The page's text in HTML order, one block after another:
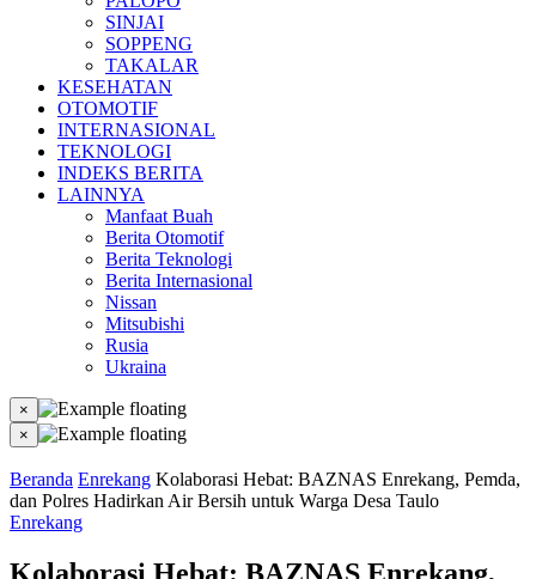
SINJAI
SOPPENG
TAKALAR
KESEHATAN
OTOMOTIF
INTERNASIONAL
TEKNOLOGI
INDEKS BERITA
LAINNYA
Manfaat Buah
Berita Otomotif
Berita Teknologi
Berita Internasional
Nissan
Mitsubishi
Rusia
Ukraina
×
×
Beranda Enrekang Kolaborasi Hebat: BAZNAS Enrekang, Pemda,
dan Polres Hadirkan Air Bersih untuk Warga Desa Taulo
Enrekang